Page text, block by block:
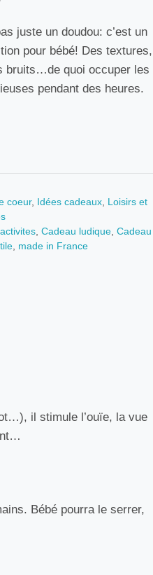
juste un doudou: c’est un
pour bébé! Des textures,
bruits…de quoi occuper les
pendant des heures.
coeur, Idées cadeaux, Loisirs et
, Cadeau ludique, Cadeau
, made in France
il stimule l’ouïe, la vue
Bébé pourra le serrer,